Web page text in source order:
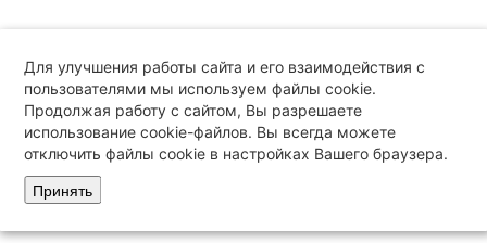
Гарантия
Доставка и оплата товара
Контакты
м. Дмитровская
м. Семёновская
м. Проспект Вернадского
м. Народное Ополчение
Для улучшения работы сайта и его взаимодействия с
пользователями мы используем файлы cookie.
Продолжая работу с сайтом, Вы разрешаете
использование cookie-файлов. Вы всегда можете
отключить файлы cookie в настройках Вашего браузера.
Принять